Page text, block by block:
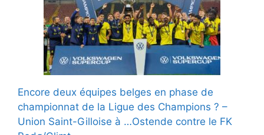
Encore deux équipes belges en phase de
championnat de la Ligue des Champions ? –
Union Saint-Gilloise à …Ostende contre le FK